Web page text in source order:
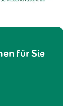
für Sie